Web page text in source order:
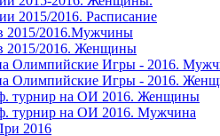
2015/2016. Расписание
2015/2016.Мужчины
2015/2016. Женщины
Олимпийские Игры - 2016.
Олимпийские Игры - 2016.
турнир на ОИ 2016. Женщины
турнир на ОИ 2016. Мужчина
2016